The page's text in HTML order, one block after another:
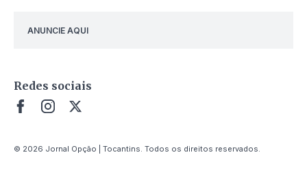
ANUNCIE AQUI
Redes sociais
© 2026 Jornal Opção | Tocantins. Todos os direitos reservados.